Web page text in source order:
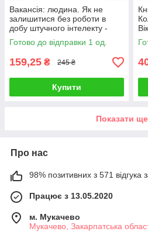
Вакансія: людина. Як не
залишитися без роботи в
добу штучного інтелекту -
Томас Девенпорт
Готово до відправки 1 од.
159,25 ₴ 245 ₴
Купити
Показати ще
Про нас
98% позитивних з 571 відгука
Працює з 13.05.2020
м. Мукачево
Мукачево, Закарпатська